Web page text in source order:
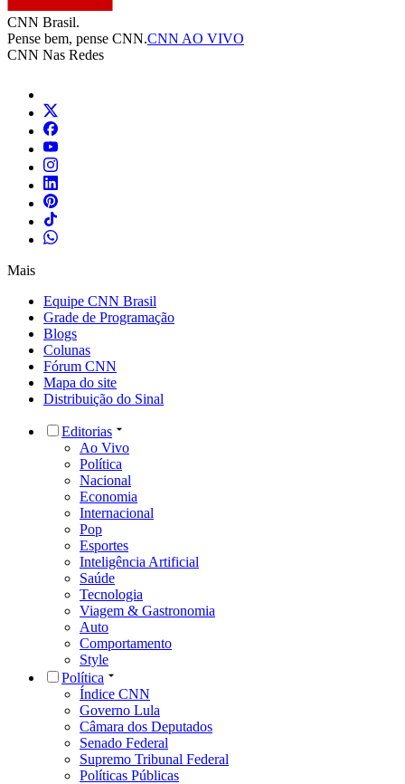
CNN Brasil.
Pense bem, pense CNN.CNN AO VIVO
CNN Nas Redes
Mais
Equipe CNN Brasil
Grade de Programação
Blogs
Colunas
Fórum CNN
Mapa do site
Distribuição do Sinal
Editorias
Ao Vivo
Política
Nacional
Economia
Internacional
Pop
Esportes
Inteligência Artificial
Saúde
Tecnologia
Viagem & Gastronomia
Auto
Comportamento
Style
Política
Índice CNN
Governo Lula
Câmara dos Deputados
Senado Federal
Supremo Tribunal Federal
Políticas Públicas